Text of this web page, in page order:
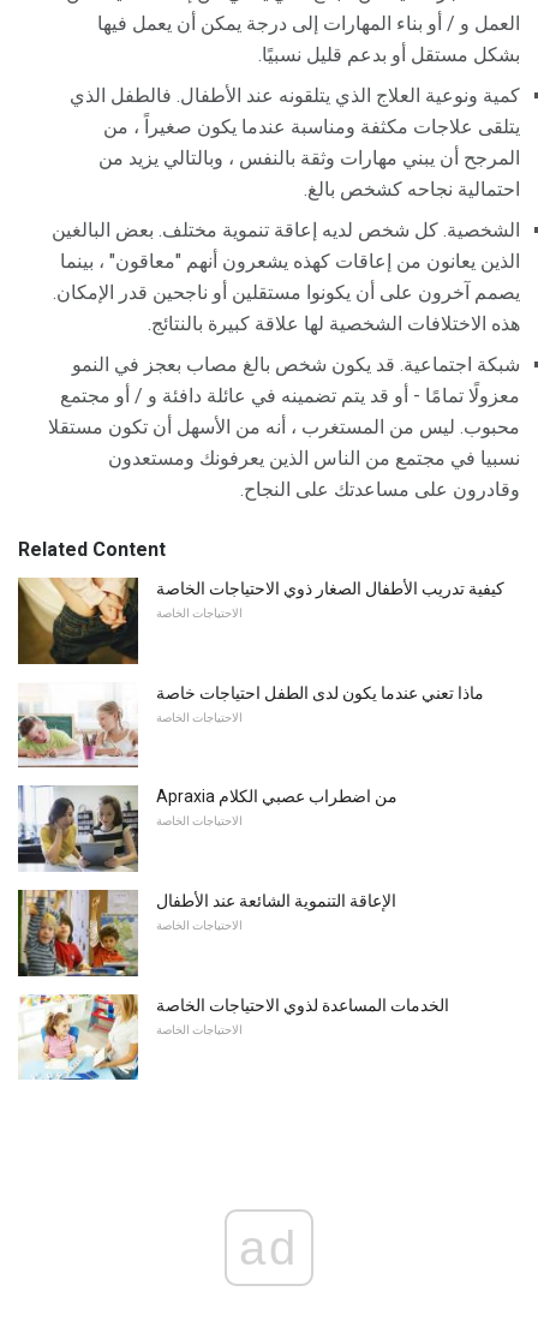
العمل و / أو بناء المهارات إلى درجة يمكن أن يعمل فيها
بشكل مستقل أو بدعم قليل نسبيًا.
كمية ونوعية العلاج الذي يتلقونه عند الأطفال. فالطفل الذي
يتلقى علاجات مكثفة ومناسبة عندما يكون صغيراً ، من
المرجح أن يبني مهارات وثقة بالنفس ، وبالتالي يزيد من
احتمالية نجاحه كشخص بالغ.
الشخصية. كل شخص لديه إعاقة تنموية مختلف. بعض البالغين
الذين يعانون من إعاقات كهذه يشعرون أنهم "معاقون" ، بينما
يصمم آخرون على أن يكونوا مستقلين أو ناجحين قدر الإمكان.
هذه الاختلافات الشخصية لها علاقة كبيرة بالنتائج.
شبكة اجتماعية. قد يكون شخص بالغ مصاب بعجز في النمو
معزولًا تمامًا - أو قد يتم تضمينه في عائلة دافئة و / أو مجتمع
محبوب. ليس من المستغرب ، أنه من الأسهل أن تكون مستقلا
نسبيا في مجتمع من الناس الذين يعرفونك ومستعدون
وقادرون على مساعدتك على النجاح.
Related Content
كيفية تدريب الأطفال الصغار ذوي الاحتياجات الخاصة
الاحتياجات الخاصة
ماذا تعني عندما يكون لدى الطفل احتياجات خاصة
الاحتياجات الخاصة
Apraxia من اضطراب عصبي الكلام
الاحتياجات الخاصة
الإعاقة التنموية الشائعة عند الأطفال
الاحتياجات الخاصة
الخدمات المساعدة لذوي الاحتياجات الخاصة
الاحتياجات الخاصة
ad